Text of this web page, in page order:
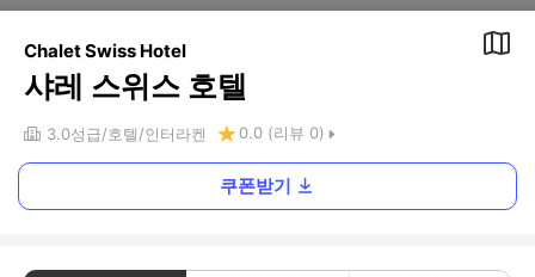
Chalet Swiss Hotel
샤레 스위스 호텔
3.0성급 호텔 인터라켄 0.0 (리뷰 0)
쿠폰받기